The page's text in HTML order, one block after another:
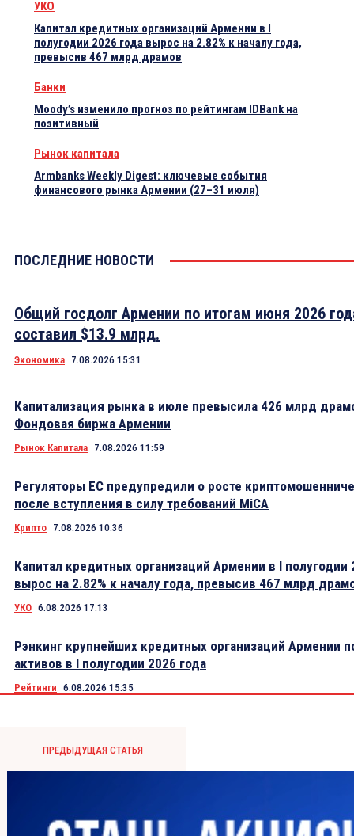
УКО
Капитал кредитных организаций Армении в I
полугодии 2026 года вырос на 2.82% к началу года,
превысив 467 млрд драмов
Банки
Moody’s изменило прогноз по рейтингам IDBank на
позитивный
Рынок капитала
Armbanks Weekly Digest: ключевые события
финансового рынка Армении (27–31 июля)
ПОСЛЕДНИЕ НОВОСТИ
Общий госдолг Армении по итогам июня 2026
составил $13.9 млрд.
Экономика 7.08.2026 15:31
Капитализация рынка в июле превысила 426 млрд
Фондовая биржа Армении
Рынок Капитала 7.08.2026 11:59
Регуляторы ЕС предупредили о росте
после вступления в силу требований MiCA
Крипто 7.08.2026 10:36
Капитал кредитных организаций Армении в I полугодии
вырос на 2.82% к началу года, превысив 467 млрд
УКО 6.08.2026 17:13
Рэнкинг крупнейших кредитных организаций Армении
активов в I полугодии 2026 года
Рейтинги 6.08.2026 15:35
ПРЕДЫДУЩАЯ СТАТЬЯ